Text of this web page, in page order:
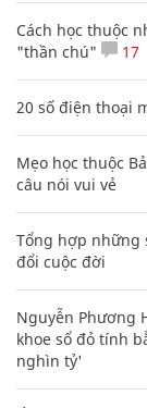
Cách học thuộc
"thần chú"
17
20 số điện thoại
Mẹo học thuộc
câu nói vui vẻ
Tổng hợp những
đổi cuộc đời
Nguyễn Phương
khoe sổ đỏ tính
nghìn tỷ'